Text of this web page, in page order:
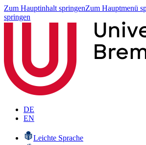
Zum Hauptinhalt springenZum Hauptmenü
springen
DE
EN
Leichte Sprache